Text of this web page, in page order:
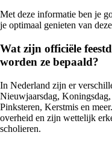
Met deze informatie ben je
je optimaal genieten van
Wat zijn officiële
worden ze bepaald?
In Nederland zijn er
Nieuwjaarsdag,
Pinksteren, Kerstmis en
overheid en zijn wettelijk
scholieren.